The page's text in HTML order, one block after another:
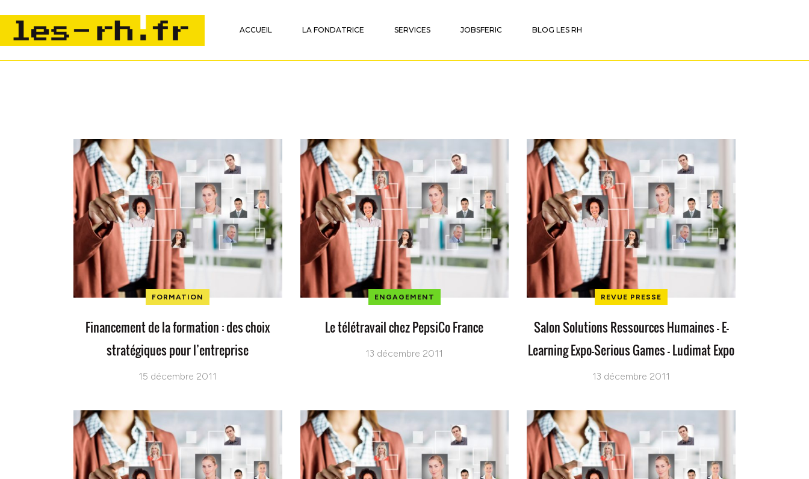
ACCUEIL LA FONDATRICE SERVICES JOBSFERIC BLOG LES RH
FORMATION
Financement de la formation : des choix
stratégiques pour l’entreprise
15 décembre 2011
ENGAGEMENT
Le télétravail chez PepsiCo France
13 décembre 2011
REVUE PRESSE
Salon Solutions Ressources Humaines – E-
Learning Expo-Serious Games – Ludimat Expo
13 décembre 2011